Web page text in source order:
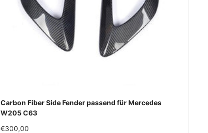
Carbon Fiber Side Fender passend für Mercedes
W205 C63
Im
€300,00